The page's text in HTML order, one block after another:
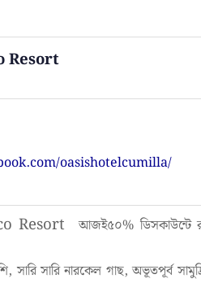
Resort
oasishotelcumilla/
Resortআজই৫০% ডিসকাউন্টে
সারি সারি নারকেল গাছ, অভূতপূর্ব